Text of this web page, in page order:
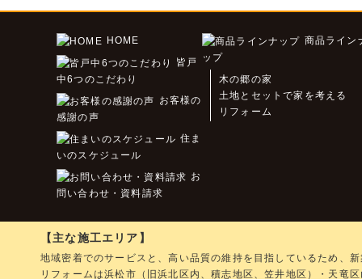
HOME
皆戸
中6つのこだわり
お客様の
感謝の声
住ま
いのスケジュール
お
問い合わせ・資料請求
商品ライン
ップ
木の郷の家
土地とセットで家を考える
リフォーム
【主な施工エリア】
地域密着でのサービスと、高い品質の維持を目指しているため、
リフォームは浜松市（旧浜北区内、積志地区、笠井地区）・天竜